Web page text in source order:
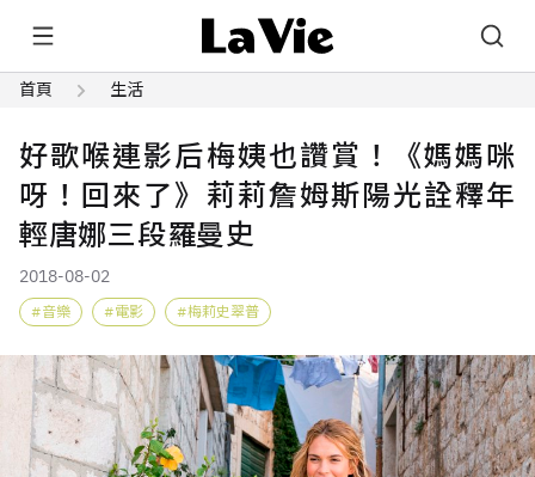
首頁 生活
好歌喉連影后梅姨也讚賞！《媽媽咪
呀！回來了》莉莉詹姆斯陽光詮釋年
輕唐娜三段羅曼史
2018-08-02
音樂 電影 梅莉史翠普